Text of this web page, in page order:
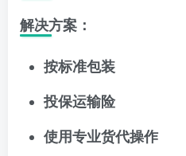
解决方案：
按标准包装
投保运输险
使用专业货代操作